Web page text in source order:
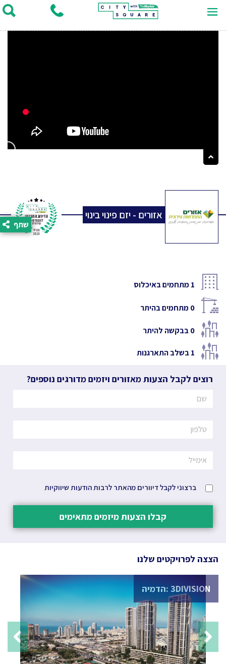
אזורים - יזם פינוי בינוי
שתף
1מתחמים באיכלוס
0מתחמים בהיתר
0בבקשה להיתר
1בשלב התארגנות
רוצים לקבל הצעות מאזורים ויזמים מדורגים נוספים?
ברצוני לקבל דיוורים מהאתר לרבות הודעות שיווקיות
קבלו הצעות מיזמים מתאימים
הצצה לפרויקטים שלנו
3DIVISION :הדמיה
Next